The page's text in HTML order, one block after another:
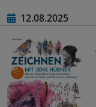
12.08.2025